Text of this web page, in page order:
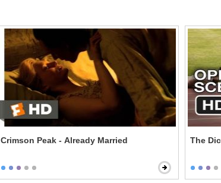
Crimson Peak - Already Married The